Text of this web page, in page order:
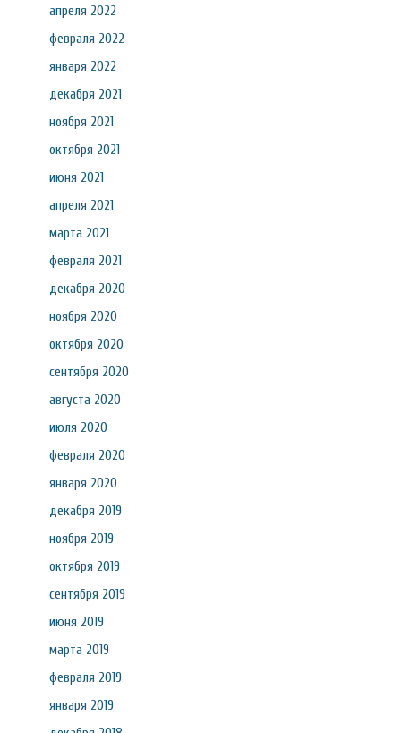
апреля 2022
февраля 2022
января 2022
декабря 2021
ноября 2021
октября 2021
июня 2021
апреля 2021
марта 2021
февраля 2021
декабря 2020
ноября 2020
октября 2020
сентября 2020
августа 2020
июля 2020
февраля 2020
января 2020
декабря 2019
ноября 2019
октября 2019
сентября 2019
июня 2019
марта 2019
февраля 2019
января 2019